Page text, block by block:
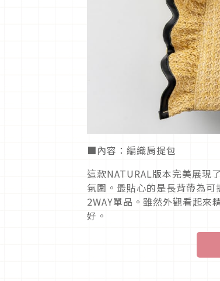
■內容：編織肩提包
這款NATURAL版本完美展現
氛圍。最貼心的是長背帶為
2WAY單品。雖然外觀看起來
好。